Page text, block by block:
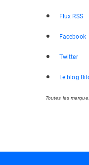
Flux RSS
Facebook
Twitter
Le blog
Toutes les